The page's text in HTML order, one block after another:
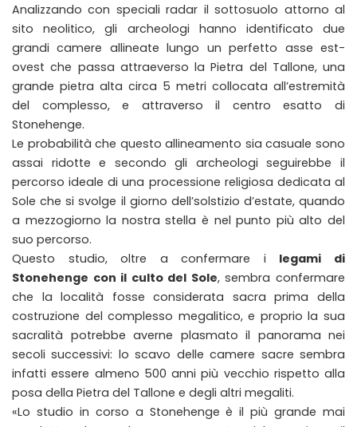
Analizzando con speciali radar il sottosuolo attorno al
sito neolitico, gli archeologi hanno identificato due
grandi camere allineate lungo un perfetto asse est-
ovest che passa attraeverso la Pietra del Tallone, una
grande pietra alta circa 5 metri collocata all’estremità
del complesso, e attraverso il centro esatto di
Stonehenge.
Le probabilità che questo allineamento sia casuale sono
assai ridotte e secondo gli archeologi seguirebbe il
percorso ideale di una processione religiosa dedicata al
Sole che si svolge il giorno dell’solstizio d’estate, quando
a mezzogiorno la nostra stella è nel punto più alto del
suo percorso.
Questo studio, oltre a confermare i legami di
Stonehenge con il culto del Sole, sembra confermare
che la località fosse considerata sacra prima della
costruzione del complesso megalitico, e proprio la sua
sacralità potrebbe averne plasmato il panorama nei
secoli successivi: lo scavo delle camere sacre sembra
infatti essere almeno 500 anni più vecchio rispetto alla
posa della Pietra del Tallone e degli altri megaliti.
«Lo studio in corso a Stonehenge è il più grande mai